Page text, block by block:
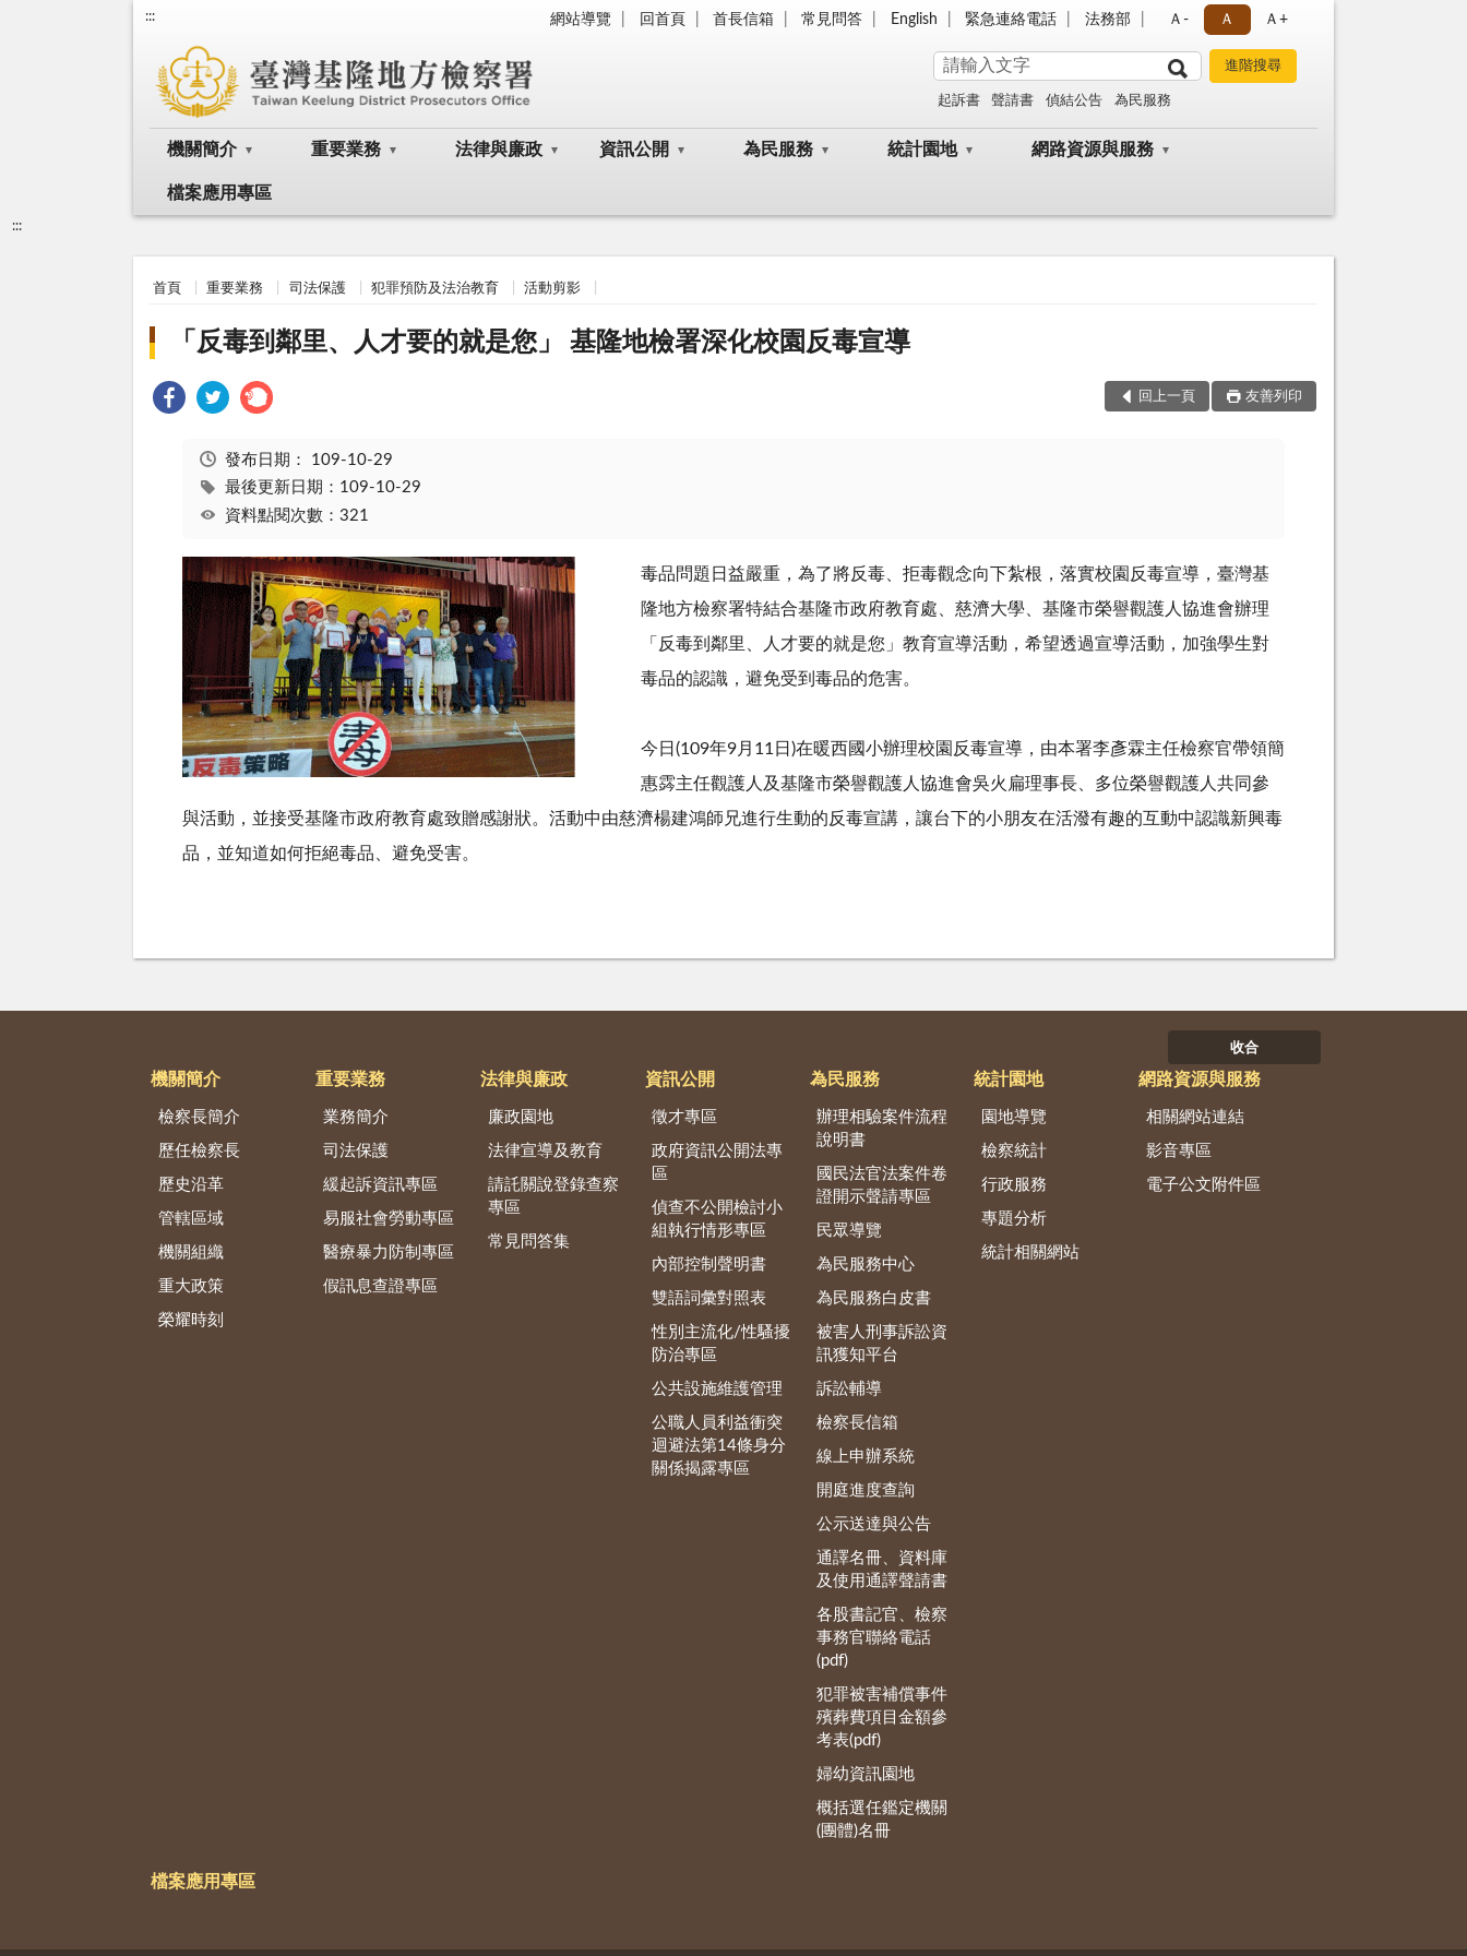
::: 網站導覽 回首頁 首長信箱 常見問答 English 緊急連絡電話 法務部 Ａ- Ａ Ａ+
起訴書 聲請書 偵結公告 為民服務
機關簡介 重要業務 法律與廉政 資訊公開 為民服務 統計園地 網路資源與服務
檔案應用專區
:::
首頁 重要業務 司法保護 犯罪預防及法治教育 活動剪影
「反毒到鄰里、人才要的就是您」 基隆地檢署深化校園反毒宣導
回上一頁 友善列印
發布日期： 109-10-29
最後更新日期：109-10-29
資料點閱次數：321
毒品問題日益嚴重，為了將反毒、拒毒觀念向下紮根，落實校園反毒宣導，臺灣基
隆地方檢察署特結合基隆市政府教育處、慈濟大學、基隆市榮譽觀護人協進會辦理
「反毒到鄰里、人才要的就是您」教育宣導活動，希望透過宣導活動，加強學生對
毒品的認識，避免受到毒品的危害。
今日(109年9月11日)在暖西國小辦理校園反毒宣導，由本署李彥霖主任檢察官帶領簡
惠霠主任觀護人及基隆市榮譽觀護人協進會吳火扁理事長、多位榮譽觀護人共同參
與活動，並接受基隆市政府教育處致贈感謝狀。活動中由慈濟楊建鴻師兄進行生動的反毒宣講，讓台下的小朋友在活潑有趣的互動中認識新興毒
品，並知道如何拒絕毒品、避免受害。
收合
機關簡介
檢察長簡介
歷任檢察長
歷史沿革
管轄區域
機關組織
重大政策
榮耀時刻
重要業務
業務簡介
司法保護
緩起訴資訊專區
易服社會勞動專區
醫療暴力防制專區
假訊息查證專區
法律與廉政
廉政園地
法律宣導及教育
請託關說登錄查察
專區
常見問答集
資訊公開
徵才專區
政府資訊公開法專
區
偵查不公開檢討小
組執行情形專區
內部控制聲明書
雙語詞彙對照表
性別主流化/性騷擾
防治專區
公共設施維護管理
公職人員利益衝突
迴避法第14條身分
關係揭露專區
為民服務
辦理相驗案件流程
說明書
國民法官法案件卷
證開示聲請專區
民眾導覽
為民服務中心
為民服務白皮書
被害人刑事訴訟資
訊獲知平台
訴訟輔導
檢察長信箱
線上申辦系統
開庭進度查詢
公示送達與公告
通譯名冊、資料庫
及使用通譯聲請書
各股書記官、檢察
事務官聯絡電話
(pdf)
犯罪被害補償事件
殯葬費項目金額參
考表(pdf)
婦幼資訊園地
概括選任鑑定機關
(團體)名冊
統計園地
園地導覽
檢察統計
行政服務
專題分析
統計相關網站
網路資源與服務
相關網站連結
影音專區
電子公文附件區
檔案應用專區